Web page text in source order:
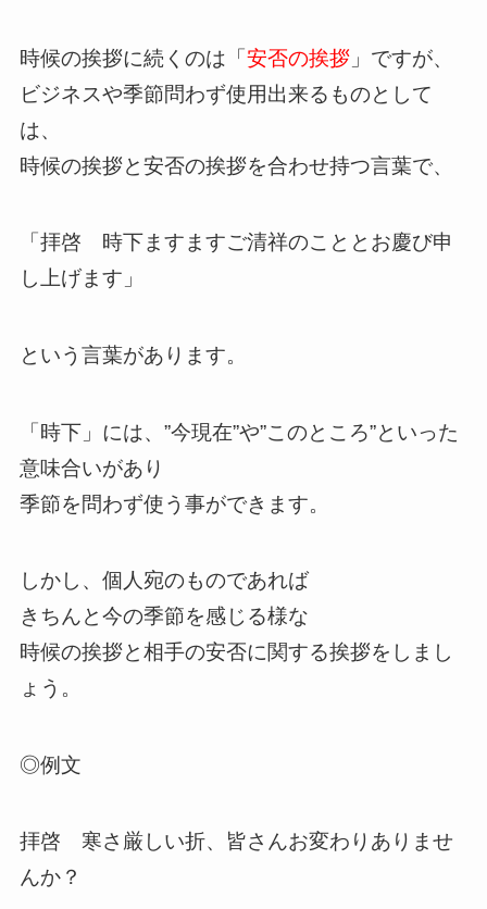
時候の挨拶に続くのは「安否の挨拶」ですが、
ビジネスや季節問わず使用出来るものとして
は、
時候の挨拶と安否の挨拶を合わせ持つ言葉で、
「拝啓 時下ますますご清祥のこととお慶び申
し上げます」
という言葉があります。
「時下」には、”今現在”や”このところ”といった
意味合いがあり
季節を問わず使う事ができます。
しかし、個人宛のものであれば
きちんと今の季節を感じる様な
時候の挨拶と相手の安否に関する挨拶をしまし
ょう。
◎例文
拝啓 寒さ厳しい折、皆さんお変わりありませ
んか？